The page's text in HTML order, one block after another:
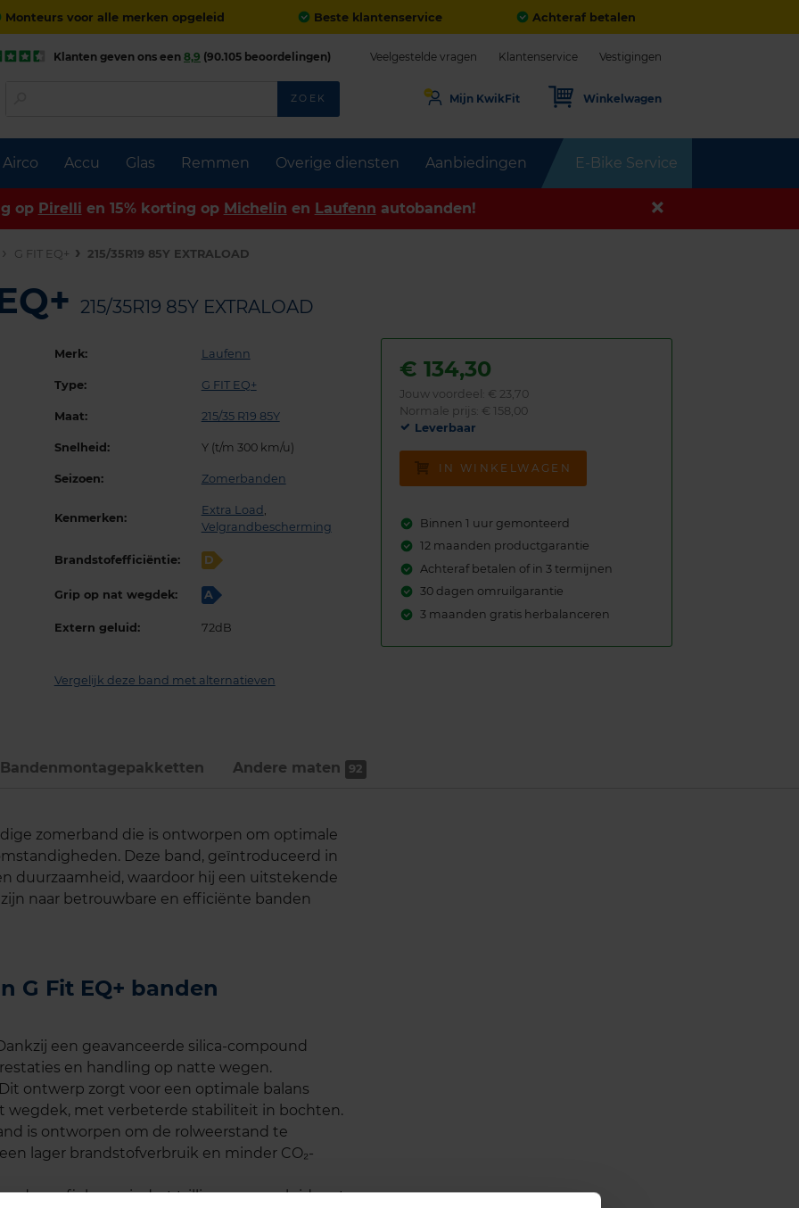
Monteurs voor alle merken opgeleid Beste klantenservice Achteraf betalen
Airco Accu Glas Remmen Overige diensten Aanbiedingen E-Bike Service
Klanten geven ons een 8,9 (90.105 beoordelingen) Veelgestelde vragen Klantenservice Vestigingen
ZOEK Mijn KwikFit Winkelwagen
op Pirelli en 15% korting op Michelin en Laufenn autobanden!
G FIT EQ+ 215/35R19 85Y EXTRALOAD
215/35R19 85Y EXTRALOAD
Merk: Laufenn
Type: G FIT EQ+
Maat: 215/35 R19 85Y
Snelheid: Y (t/m 300 km/u)
Seizoen: Zomerbanden
Kenmerken:
Extra Load ,
Velgrandbescherming
Brandstofefficiëntie: D
Grip op nat wegdek: A
Extern geluid: 72dB
Vergelijk deze band met alternatieven
€134,30
Jouw voordeel: € 23,70
Normale prijs: € 158,00
Leverbaar
IN WINKELWAGEN
Binnen 1 uur gemonteerd
12 maanden productgarantie
Achteraf betalen of in 3 termijnen
30 dagen omruilgarantie
3 maanden gratis herbalanceren
Bandenmontage­pakketten Andere maten 92
zomerband die is ontworpen om optimale
Deze band, geïntroduceerd in
duurzaamheid, waardoor hij een uitstekende
naar betrouwbare en efficiënte banden
G Fit EQ+ banden
een geavanceerde silica-compound
en handling op natte wegen.
ontwerp zorgt voor een optimale balans
wegdek, met verbeterde stabiliteit in bochten.
is ontworpen om de rolweerstand te
lager brandstofverbruik en minder CO₂-
profiel vermindert trillingen en geluid, wat